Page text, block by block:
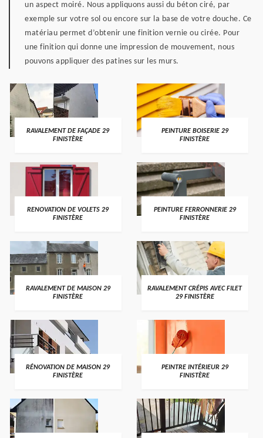
un aspect moiré. Nous appliquons aussi du béton ciré, par
exemple sur votre sol ou encore sur la base de votre douche. Ce
matériau permet d’obtenir une finition vernie ou cirée. Pour
une finition qui donne une impression de mouvement, nous
pouvons appliquer des patines sur les murs.
RAVALEMENT DE FAÇADE 29
FINISTÈRE
PEINTURE BOISERIE 29
FINISTÈRE
RENOVATION DE VOLETS 29
FINISTÈRE
PEINTURE FERRONNERIE 29
FINISTÈRE
RAVALEMENT DE MAISON 29
FINISTÈRE
RAVALEMENT CRÉPIS AVEC FILET
29 FINISTÈRE
RÉNOVATION DE MAISON 29
FINISTÈRE
PEINTRE INTÉRIEUR 29
FINISTÈRE